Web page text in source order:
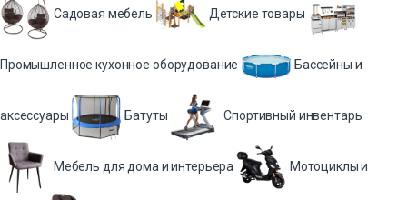
Садовая мебель Детские товары
Промышленное кухонное оборудование Бассейны и
аксессуары Батуты Спортивный инвентарь
Мебель для дома и интерьера Мотоциклы и